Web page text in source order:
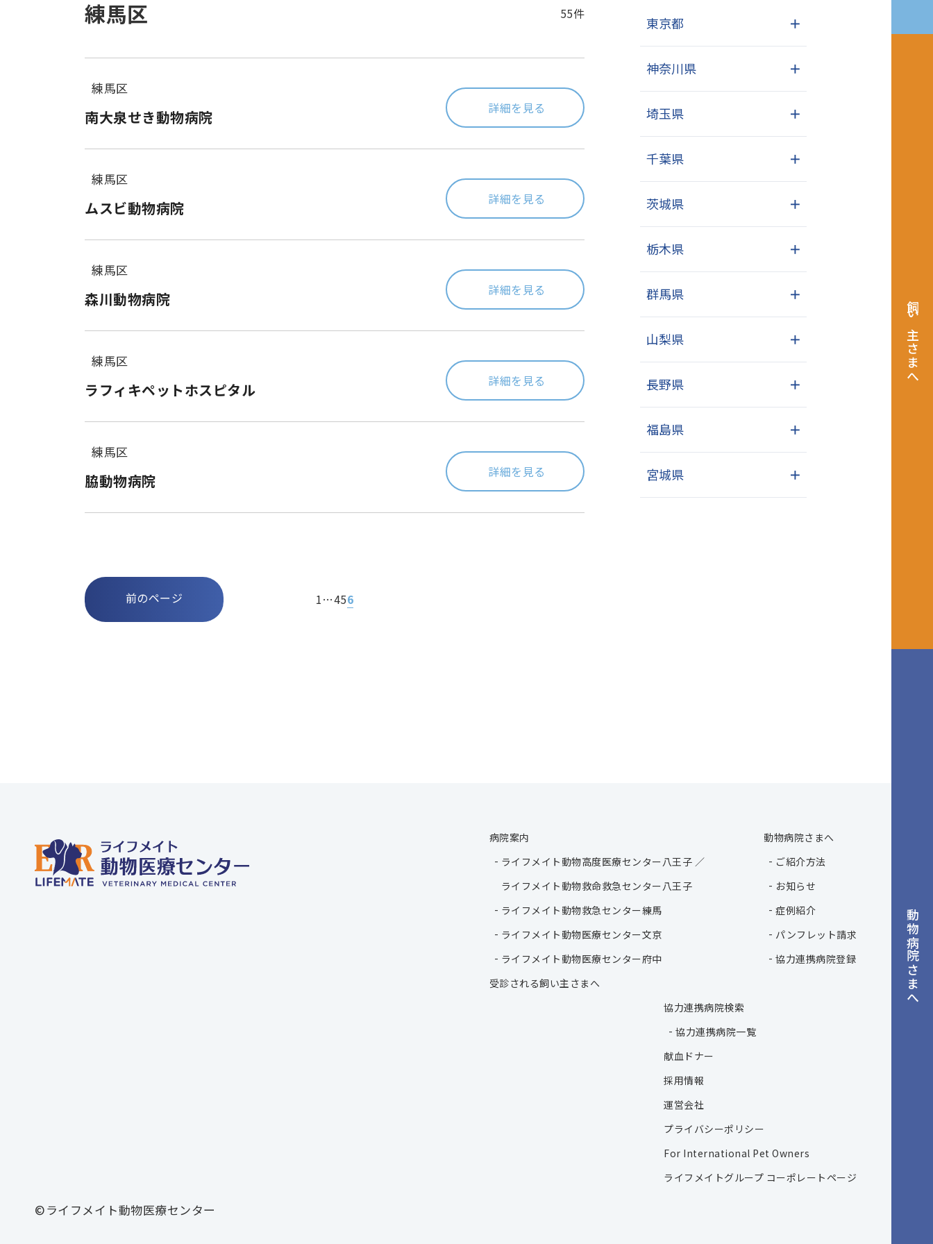
飼い主さまへ
動物病院さまへ
練馬区 55件
練馬区
南大泉せき動物病院 詳細を見る
練馬区
ムスビ動物病院 詳細を見る
練馬区
森川動物病院 詳細を見る
練馬区
ラフィキペットホスピタル 詳細を見る
練馬区
脇動物病院 詳細を見る
前のページ 1…456
東京都 ＋
神奈川県 ＋
埼玉県 ＋
千葉県 ＋
茨城県 ＋
栃木県 ＋
群馬県 ＋
山梨県 ＋
長野県 ＋
福島県 ＋
宮城県 ＋
病院案内
ライフメイト動物高度医療センター八王子 ／
ライフメイト動物救命救急センター八王子
ライフメイト動物救急センター練馬
ライフメイト動物医療センター文京
ライフメイト動物医療センター府中
受診される飼い主さまへ
動物病院さまへ
ご紹介方法
お知らせ
症例紹介
パンフレット請求
協力連携病院登録
協力連携病院検索
協力連携病院一覧
献血ドナー
採用情報
運営会社
プライバシーポリシー
For International Pet Owners
ライフメイトグループ コーポレートページ
©ライフメイト動物医療センター